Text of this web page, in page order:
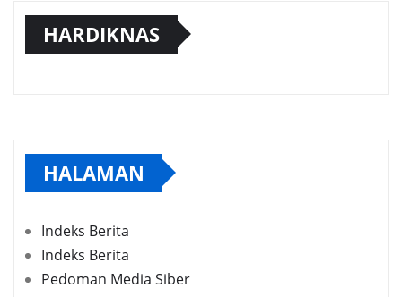
HARDIKNAS
HALAMAN
Indeks Berita
Indeks Berita
Pedoman Media Siber